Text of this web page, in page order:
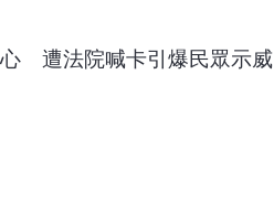
遭法院喊卡引爆民眾示威